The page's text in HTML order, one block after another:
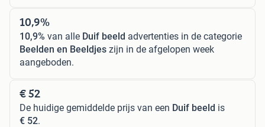
10,9%
10,9% van alle Duif beeld advertenties in de categorie
Beelden en Beeldjes zijn in de afgelopen week
aangeboden.
€ 52
De huidige gemiddelde prijs van een Duif beeld is
€ 52.